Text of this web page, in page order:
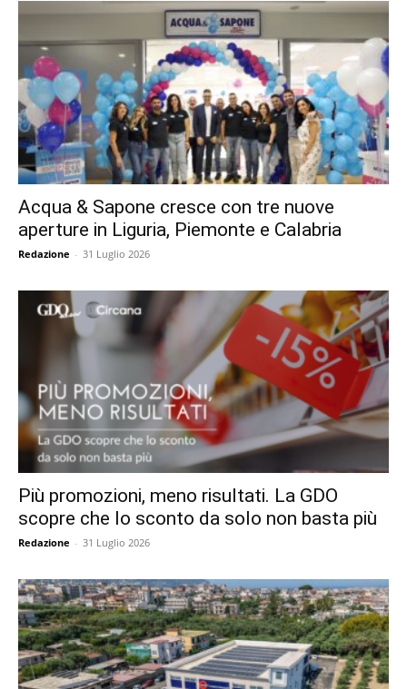
Acqua & Sapone cresce con tre nuove
aperture in Liguria, Piemonte e Calabria
Redazione - 31 Luglio 2026
Più promozioni, meno risultati. La GDO
scopre che lo sconto da solo non basta più
Redazione - 31 Luglio 2026